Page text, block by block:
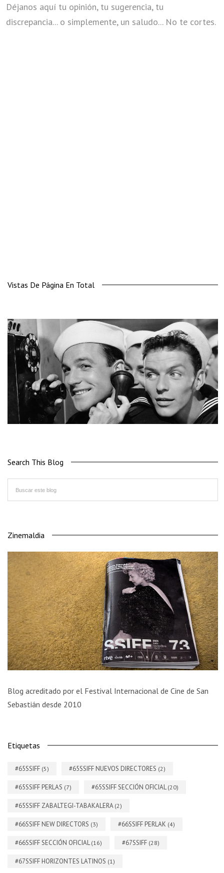
Déjanos aquí tu opinión, tu sugerencia, tu
discrepancia... o simplemente, un saludo... No te cortes.
Vistas De Página En Total
Search This Blog
Zinemaldia
Blog acreditado por el Festival Internacional de Cine de San
Sebastián desde 2010
Etiquetas
#65SSIFF (5) #65SSIFF NUEVOS DIRECTORES (2)
#65SSIFF PERLAS (7) #65SSIFF SECCIÓN OFICIAL(20)
#65SSIFF ZABALTEGI-TABAKALERA (2)
#66SSIFF NEW DIRECTORS (3) #66SSIFF PERLAK (4)
#66SSIFF SECCIÓN OFICIAL(16) #67SSIFF (28)
#67SSIFF HORIZONTES LATINOS (1)